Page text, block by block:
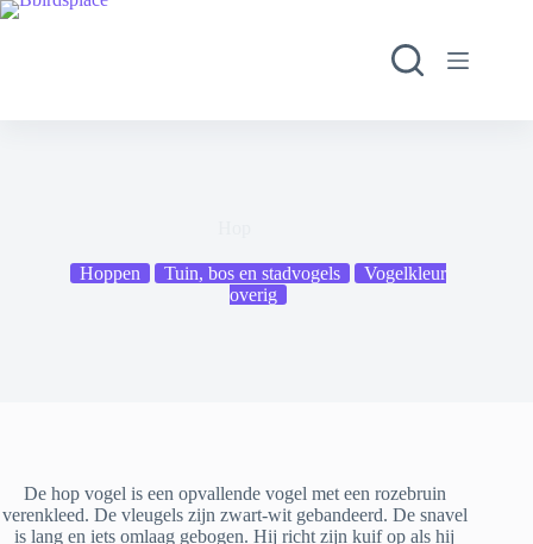
Ga
Hoppen Tuin, bos en stadvogels
Vogelkleur
overig
De hop vogel is een opvallende vogel met een rozebruin
verenkleed. De vleugels zijn zwart-wit gebandeerd. De snavel
is lang en iets omlaag gebogen. Hij richt zijn kuif op als hij